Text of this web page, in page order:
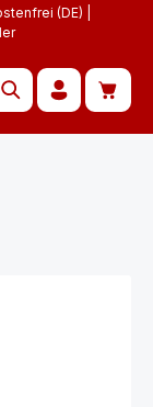
(DE) |